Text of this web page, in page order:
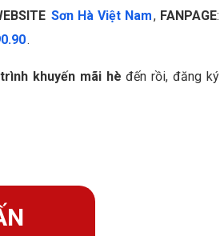
Sơn Hà Việt Nam, FANPAGE:
.
khuyến mãi hè đến rồi, đăng ký